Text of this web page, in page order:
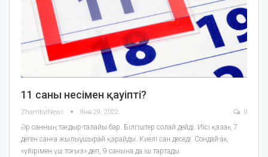
11 саны несімен қауіпті?
ZhambylNews Янв 29, 2022 0
Әр санның тағдыр-талайы бар. Білгіштер солай дейді. Иісі қазақ 7
деген санға жылыұшырай қарайды. Киелі сан деседі. Сондай-ақ
«үйірімен үш тоғыз» деп, 9 санына да іш тартады.